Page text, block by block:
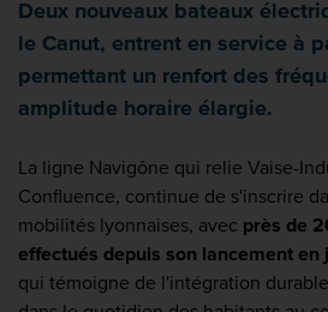
Deux nouveaux bateaux
le Canut, entrent en service à
permettant un renfort des
amplitude horaire élargie.
La ligne Navigône qui relie Vaise-
Confluence, continue de s'inscrire
mobilités lyonnaises, avec près de
effectués depuis son lancement en
qui témoigne de l'intégration